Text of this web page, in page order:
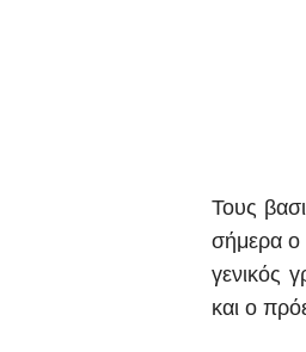
Τους
σήμερα
γενικός
και ο